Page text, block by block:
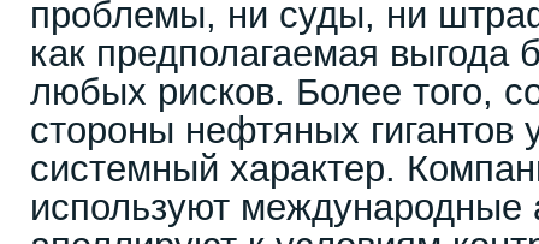
проблемы, ни суды, ни
как предполагаемая выгода
любых рисков. Более того,
стороны нефтяных гигантов
системный характер.
используют международные